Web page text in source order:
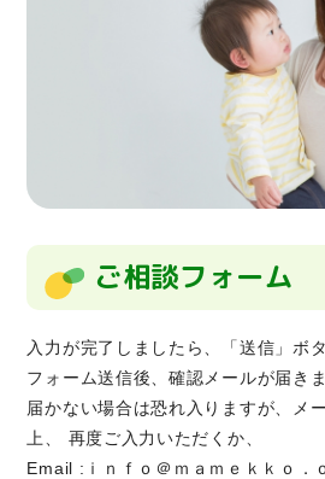
ご相談フォーム
入力が完了しましたら、「送信」ボ
フォーム送信後、確認メールが届きま
届かない場合は恐れ入りますが、メ
上、 再度ご入力いただくか、
Email :ｉｎｆｏ＠ｍａｍｅｋｋｏ．